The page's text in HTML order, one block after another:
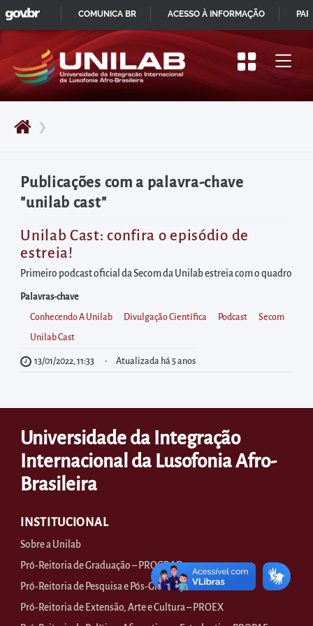
Pular
para
início
do
principal
Acessar
diretamente
o
menu
principal
Acessar
diretamente
à
área
para
internas
Acessar
diretamente
informações
❯
Publicações com a palavra-chave
"unilab cast"
Unilab Cast: confira o episódio de
estreia!
Primeiro podcast oficial da Secom da Unilab estreia com o quadro
Palavras-chave
Conhecendo A Unilab Divulgação Científica Podcast Secom
Unilab Cast
13/01/2022, 11:33 Atualizada há 5 anos
Universidade da Integração
Internacional da Lusofonia Afro-
Brasileira
INSTITUCIONAL
Sobre a Unilab
Pró-Reitoria de Graduação – PROGRAD
Pró-Reitoria de Pesquisa e Pós-Graduação – PROPPG
Pró-Reitoria de Extensão, Arte e Cultura – PROEX
IR
PARA
CONTEÚDO
GOVBR
COMUNICA BR ACESSO À INFORMAÇÃO